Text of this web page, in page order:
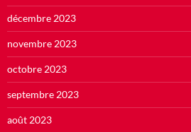
décembre 2023
novembre 2023
octobre 2023
septembre 2023
août 2023